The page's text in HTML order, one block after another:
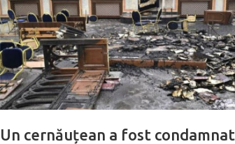
Un cernăuțean a fost condamnat